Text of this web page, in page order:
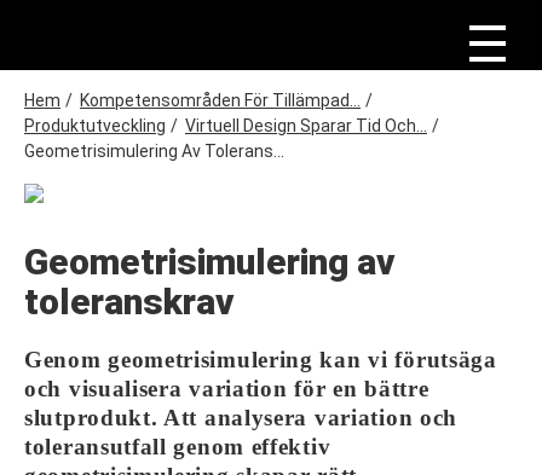
p
L
ä
n
k
t
i
g
Hem / Kompetensområden För Tillämpad...
/
Produktutveckling / Virtuell Design Sparar Tid Och...
/
Geometrisimulering Av Tolerans...
Geometrisimulering av
toleranskrav
Genom geometrisimulering kan vi förutsäga
och visualisera variation för en bättre
slutprodukt. Att analysera variation och
toleransutfall genom effektiv